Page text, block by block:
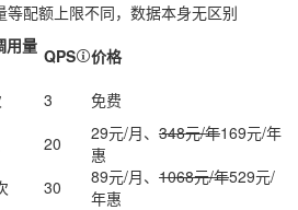
配额上限不同，数据本身无区别
用量 QPS
价格
3
免费
20 29元/月、 348元/年169元/年
惠
30 89元/月、 1068元/年529元/
年惠